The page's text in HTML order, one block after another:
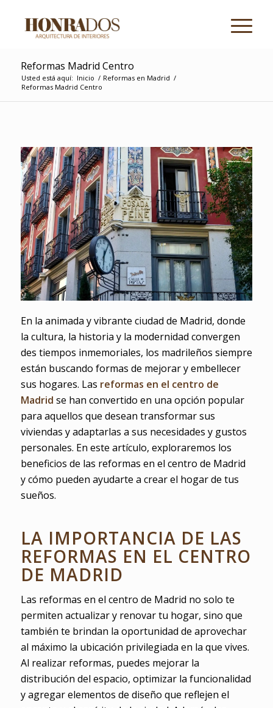
Reformas Madrid Centro
Usted está aquí: Inicio / Reformas en Madrid /
Reformas Madrid Centro
En la animada y vibrante ciudad de Madrid, donde
la cultura, la historia y la modernidad convergen
des tiempos inmemoriales, los madrileños siempre
están buscando formas de mejorar y embellecer
sus hogares. Las reformas en el centro de
Madrid se han convertido en una opción popular
para aquellos que desean transformar sus
viviendas y adaptarlas a sus necesidades y gustos
personales. En este artículo, exploraremos los
beneficios de las reformas en el centro de Madrid
y cómo pueden ayudarte a crear el hogar de tus
sueños.
LA IMPORTANCIA DE LAS
REFORMAS EN EL CENTRO
DE MADRID
Las reformas en el centro de Madrid no solo te
permiten actualizar y renovar tu hogar, sino que
también te brindan la oportunidad de aprovechar
al máximo la ubicación privilegiada en la que vives.
Al realizar reformas, puedes mejorar la
distribución del espacio, optimizar la funcionalidad
y agregar elementos de diseño que reflejen el